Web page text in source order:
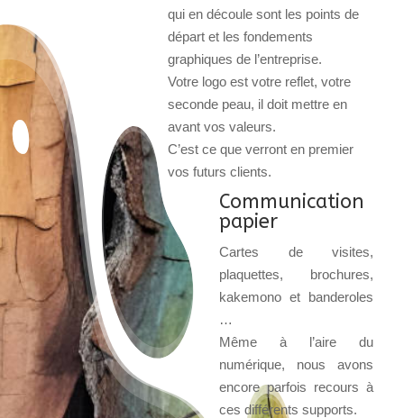
qui en découle sont les points de
départ et les fondements
graphiques de l’entreprise.
Votre logo est votre reflet, votre
seconde peau, il doit mettre en
avant vos valeurs.
C’est ce que verront en premier
vos futurs clients.
Communication
papier
Cartes de visites,
plaquettes, brochures,
kakemono et banderoles
…
Même à l’aire du
numérique, nous avons
encore parfois recours à
ces différents supports.